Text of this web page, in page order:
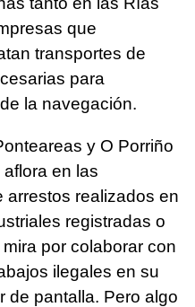
que
transportes de
para
la navegación.
y O Porriño
en las
arrestos realizados en
registradas o
por colaborar con
ilegales en su
de pantalla. Pero algo